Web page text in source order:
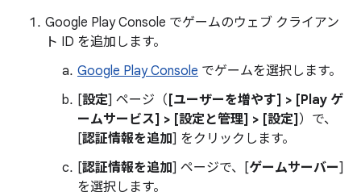
Google Play Console でゲームのウェブ クライアン
ト ID を追加します。
Google Play Console でゲームを選択します。
[設定] ページ（ [ユーザーを増やす] > [Play ゲ
ームサービス] > [設定と管理] > [設定] ）で、
[認証情報を追加] をクリックします。
[認証情報を追加] ページで、[ゲームサーバー]
を選択します。